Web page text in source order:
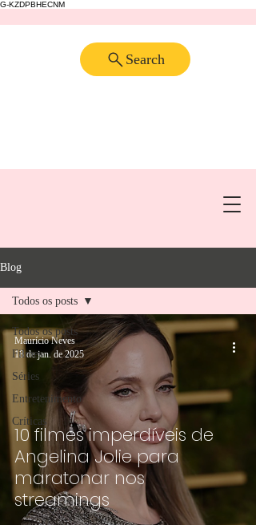
G-KZDPBHECNM
Search
Blog
Todos os posts
Filmes
Séries
Entretenimento
Críticas
Todos os posts
10 filmes imperdíveis de
Angelina Jolie para
maratonar nos
streamings
Maurício Neves
18 de jan. de 2025